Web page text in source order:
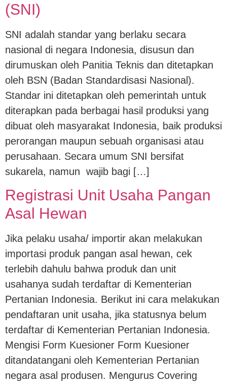
(SNI)
SNI adalah standar yang berlaku secara
nasional di negara Indonesia, disusun dan
dirumuskan oleh Panitia Teknis dan ditetapkan
oleh BSN (Badan Standardisasi Nasional).
Standar ini ditetapkan oleh pemerintah untuk
diterapkan pada berbagai hasil produksi yang
dibuat oleh masyarakat Indonesia, baik produksi
perorangan maupun sebuah organisasi atau
perusahaan. Secara umum SNI bersifat
sukarela, namun wajib bagi […]
Registrasi Unit Usaha Pangan
Asal Hewan
Jika pelaku usaha/ importir akan melakukan
importasi produk pangan asal hewan, cek
terlebih dahulu bahwa produk dan unit
usahanya sudah terdaftar di Kementerian
Pertanian Indonesia. Berikut ini cara melakukan
pendaftaran unit usaha, jika statusnya belum
terdaftar di Kementerian Pertanian Indonesia.
Mengisi Form Kuesioner Form Kuesioner
ditandatangani oleh Kementerian Pertanian
negara asal produsen. Mengurus Covering